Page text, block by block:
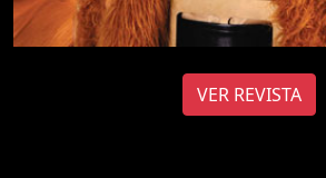
VER REVISTA